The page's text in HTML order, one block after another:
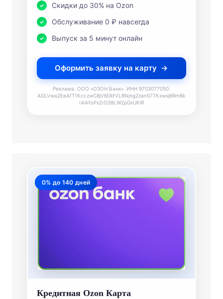
Скидки до 30% на Ozon
Обслуживание 0 ₽ навсегда
Выпуск за 5 минут онлайн
Оформить заявку на карту
Реклама. ООО «ОЗОН Банк». ИНН 9703077050.
ADLVwa2EeAfT1KcczwC8jV6DkfVLRNjng2zan577Kxwsj6Rm8k
rAAYoPx2rD39LW2pGxUKiR
0% до 140 дней
Кредитная Ozon Карта